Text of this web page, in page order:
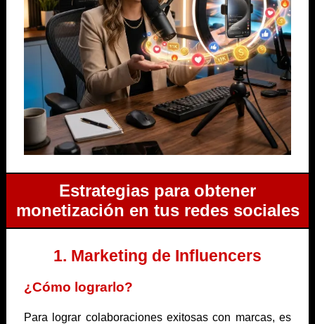
Estrategias para obtener
monetización en tus redes sociales
1. Marketing de Influencers
¿Cómo lograrlo?
Para lograr colaboraciones exitosas con marcas, es